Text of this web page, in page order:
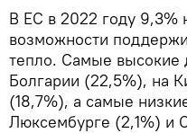
В ЕС в 2022 году 9,3%
возможности
тепло. Самые высокие
Болгарии (22,5%), на
(18,7%), а самые
Люксембурге (2,1%) и